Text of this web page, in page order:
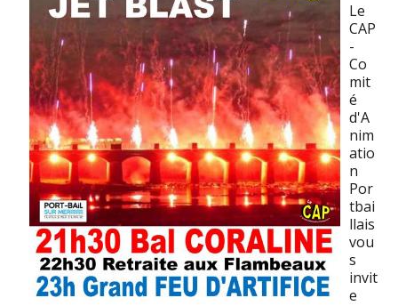
Le
CAP
-
Co
mit
é
d'A
nim
atio
n
Por
tbai
llais
vou
s
invit
e